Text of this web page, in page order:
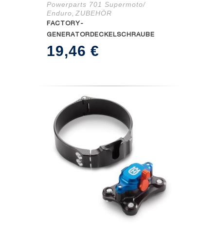
Powerparts 701 Supermoto/
Enduro, ZUBEHÖR
FACTORY-
GENERATORDECKELSCHRAUBE
19,46 €